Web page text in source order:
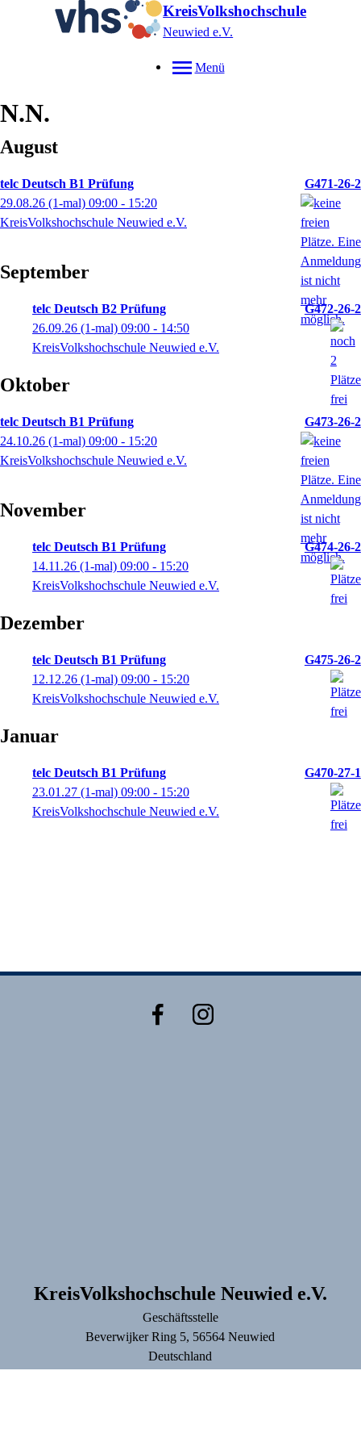
KreisVolkshochschule
Neuwied e.V.
Menü
N.N.
August
telc Deutsch B1 Prüfung
G471-26-2
29.08.26 (1-mal) 09:00 - 15:20
KreisVolkshochschule Neuwied e.V.
September
telc Deutsch B2 Prüfung
G472-26-2
26.09.26 (1-mal) 09:00 - 14:50
KreisVolkshochschule Neuwied e.V.
Oktober
telc Deutsch B1 Prüfung
G473-26-2
24.10.26 (1-mal) 09:00 - 15:20
KreisVolkshochschule Neuwied e.V.
November
telc Deutsch B1 Prüfung
G474-26-2
14.11.26 (1-mal) 09:00 - 15:20
KreisVolkshochschule Neuwied e.V.
Dezember
telc Deutsch B1 Prüfung
G475-26-2
12.12.26 (1-mal) 09:00 - 15:20
KreisVolkshochschule Neuwied e.V.
Januar
telc Deutsch B1 Prüfung
G470-27-1
23.01.27 (1-mal) 09:00 - 15:20
KreisVolkshochschule Neuwied e.V.
KreisVolkshochschule Neuwied e.V.
Geschäftsstelle
Beverwijker Ring 5, 56564Neuwied
Deutschland